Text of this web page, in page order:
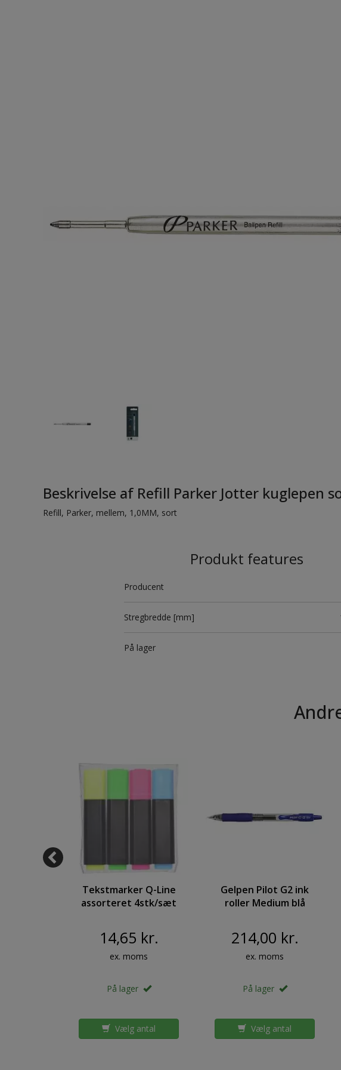
Beskrivelse af Refill Parker Jotter kuglepen
Refill, Parker, mellem, 1,0MM, sort
Produkt features
Producent
Stregbredde [mm]
På lager
Tekstmarker Q-Line
assorteret 4stk/sæt
14,65 kr.
ex. moms
På lager
Vælg antal
Gelpen Pilot G2 ink
roller Medium blå
214,00 kr.
ex. moms
På lager
Vælg antal